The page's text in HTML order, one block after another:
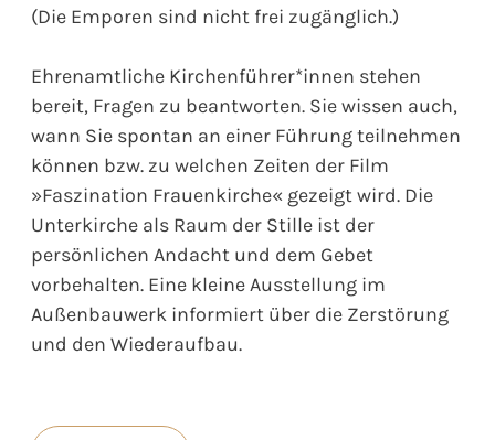
(Die Emporen sind nicht frei zugänglich.)
Ehrenamtliche Kirchenführer*innen stehen
bereit, Fragen zu beantworten. Sie wissen auch,
wann Sie spontan an einer Führung teilnehmen
können bzw. zu welchen Zeiten der Film
»Faszination Frauenkirche« gezeigt wird. Die
Unterkirche als Raum der Stille ist der
persönlichen Andacht und dem Gebet
vorbehalten. Eine kleine Ausstellung im
Außenbauwerk informiert über die Zerstörung
und den Wiederaufbau.